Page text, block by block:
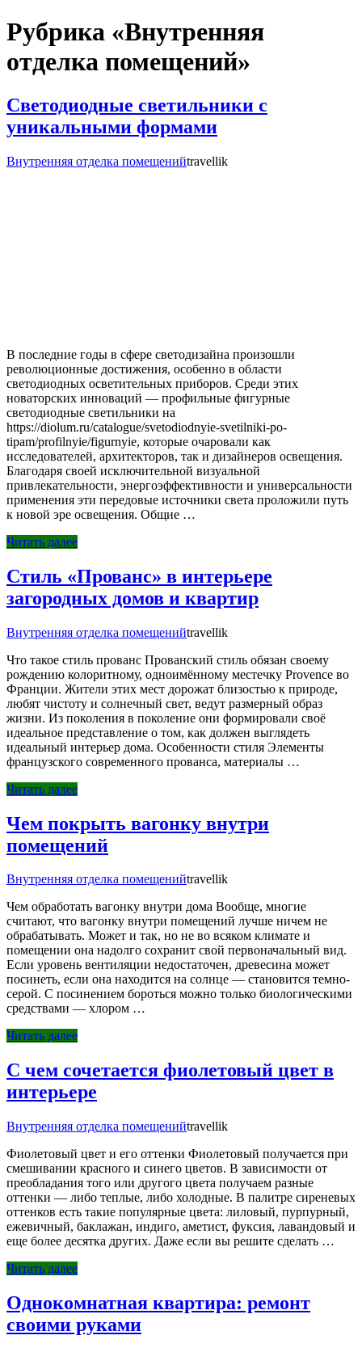
Рубрика «Внутренняя
отделка помещений»
Светодиодные светильники с
уникальными формами
Внутренняя отделка помещенийtravellik
В последние годы в сфере светодизайна произошли
революционные достижения, особенно в области
светодиодных осветительных приборов. Среди этих
новаторских инноваций — профильные фигурные
светодиодные светильники на
https://diolum.ru/catalogue/svetodiodnyie-svetilniki-po-
tipam/profilnyie/figurnyie, которые очаровали как
исследователей, архитекторов, так и дизайнеров освещения.
Благодаря своей исключительной визуальной
привлекательности, энергоэффективности и универсальности
применения эти передовые источники света проложили путь
к новой эре освещения. Общие …
Читать далее
Стиль «Прованс» в интерьере
загородных домов и квартир
Внутренняя отделка помещенийtravellik
Что такое стиль прованс Прованский стиль обязан своему
рождению колоритному, одноимённому местечку Provence во
Франции. Жители этих мест дорожат близостью к природе,
любят чистоту и солнечный свет, ведут размерный образ
жизни. Из поколения в поколение они формировали своё
идеальное представление о том, как должен выглядеть
идеальный интерьер дома. Особенности стиля Элементы
французского современного прованса, материалы …
Читать далее
Чем покрыть вагонку внутри
помещений
Внутренняя отделка помещенийtravellik
Чем обработать вагонку внутри дома Вообще, многие
считают, что вагонку внутри помещений лучше ничем не
обрабатывать. Может и так, но не во всяком климате и
помещении она надолго сохранит свой первоначальный вид.
Если уровень вентиляции недостаточен, древесина может
посинеть, если она находится на солнце — становится темно-
серой. С посинением бороться можно только биологическими
средствами — хлором …
Читать далее
С чем сочетается фиолетовый цвет в
интерьере
Внутренняя отделка помещенийtravellik
Фиолетовый цвет и его оттенки Фиолетовый получается при
смешивании красного и синего цветов. В зависимости от
преобладания того или другого цвета получаем разные
оттенки — либо теплые, либо холодные. В палитре сиреневых
оттенков есть такие популярные цвета: лиловый, пурпурный,
ежевичный, баклажан, индиго, аметист, фуксия, лавандовый и
еще более десятка других. Даже если вы решите сделать …
Читать далее
Однокомнатная квартира: ремонт
своими руками